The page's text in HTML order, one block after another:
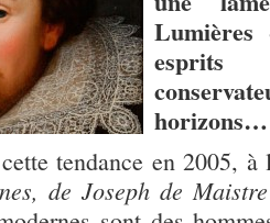
Lumières
horizons…
tendance en 2005,
de Joseph de